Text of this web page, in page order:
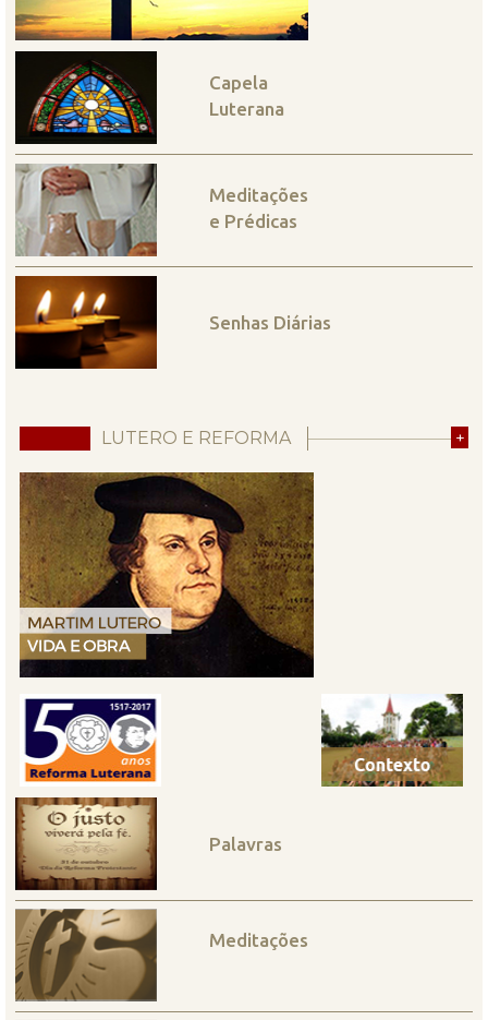
Capela
Luterana
Meditações
e Prédicas
Senhas Diárias
LUTERO E REFORMA +
Palavras
Meditações